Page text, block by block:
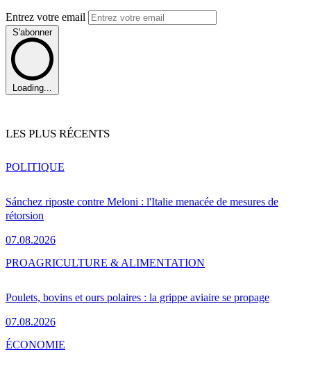
Entrez votre email
S'abonner
Loading...
LES PLUS RÉCENTS
Sánchez riposte contre Meloni : l'Italie menacée de mesures de
rétorsion
07.08.2026
POLITIQUE
Poulets, bovins et ours polaires : la grippe aviaire se propage
07.08.2026
PROAGRICULTURE & ALIMENTATION
ÉCONOMIE